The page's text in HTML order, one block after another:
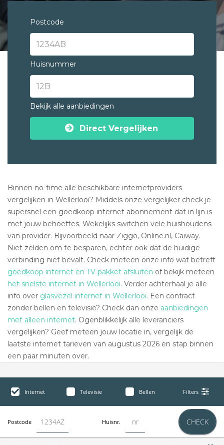
Postcode
Huisnummer
Bekijk alle aanbiedingen
Direct Vergelijken
Binnen no-time alle beschikbare internetproviders
vergelijken in Wellerlooi? Middels onze vergelijker check je
supersnel een goedkoop internet abonnement dat in lijn is
met jouw behoeftes. Wekelijks switchen vele huishoudens
van provider. Bijvoorbeeld naar Ziggo, Online.nl, Caiway.
Niet zelden om te besparen, echter ook dat de huidige
verbinding niet bevalt. Check meteen onze info wat betreft
goedkoop internet en TV pakket afsluiten of bekijk meteen
het snelste internet in Wellerlooi. Verder achterhaal je alle
info over glasvezel internet in Wellerlooi. Een contract
zonder bellen en televisie? Check dan onze aanbiedingen
met alleen internet. Ogenblikkelijk alle leveranciers
vergelijken? Geef meteen jouw locatie in, vergelijk de
laatste internet tarieven van augustus 2026 en stap binnen
een paar minuten over.
Internet Televisie Bellen Filters
Postcode Huisnr. CHECK